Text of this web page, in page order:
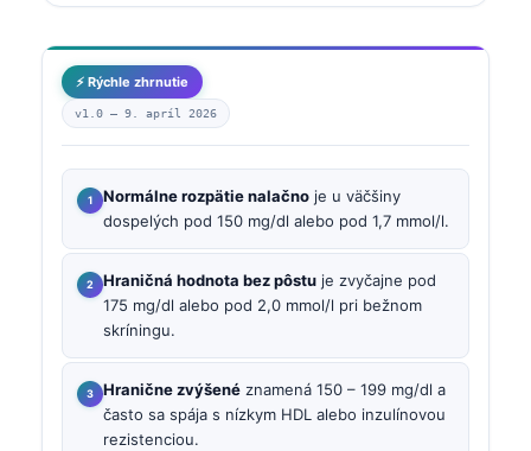
⚡ Rýchle zhrnutie
v1.0 — 9. apríl 2026
Normálne rozpätie nalačno je u väčšiny
dospelých pod 150 mg/dl alebo pod 1,7 mmol/l.
Hraničná hodnota bez pôstu je zvyčajne pod
175 mg/dl alebo pod 2,0 mmol/l pri bežnom
skríningu.
Hranične zvýšené znamená 150 – 199 mg/dl a
často sa spája s nízkym HDL alebo inzulínovou
rezistenciou.